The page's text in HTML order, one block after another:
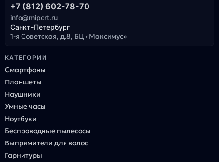
+7 (812) 602-78-70
info@miport.ru
Санкт-Петербург
1-я Советская, д.8, БЦ «Максимус»
КАТЕГОРИИ
Смартфоны
Планшеты
Наушники
Умные часы
Ноутбуки
Беспроводные пылесосы
Выпрямители для волос
Гарнитуры